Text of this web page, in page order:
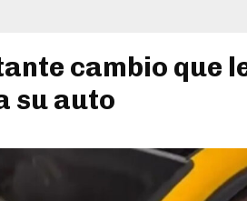
cambio que
su auto